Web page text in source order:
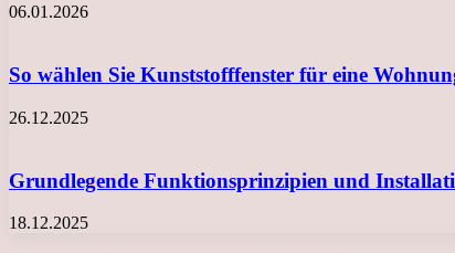
06.01.2026
So wählen Sie Kunststofffenster für eine
26.12.2025
Grundlegende Funktionsprinzipien und
18.12.2025